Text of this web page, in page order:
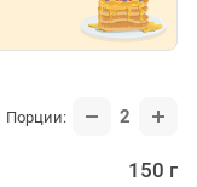
Порции: 2
150 г